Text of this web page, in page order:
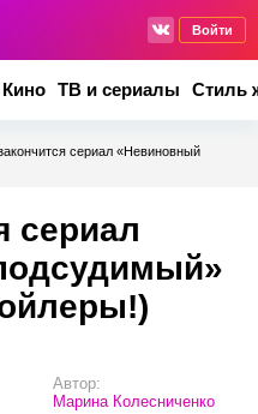
Войти
Кино ТВ и сериалы Стиль
сериал «Невиновный
сериал
Автор:
Марина Колесниченко